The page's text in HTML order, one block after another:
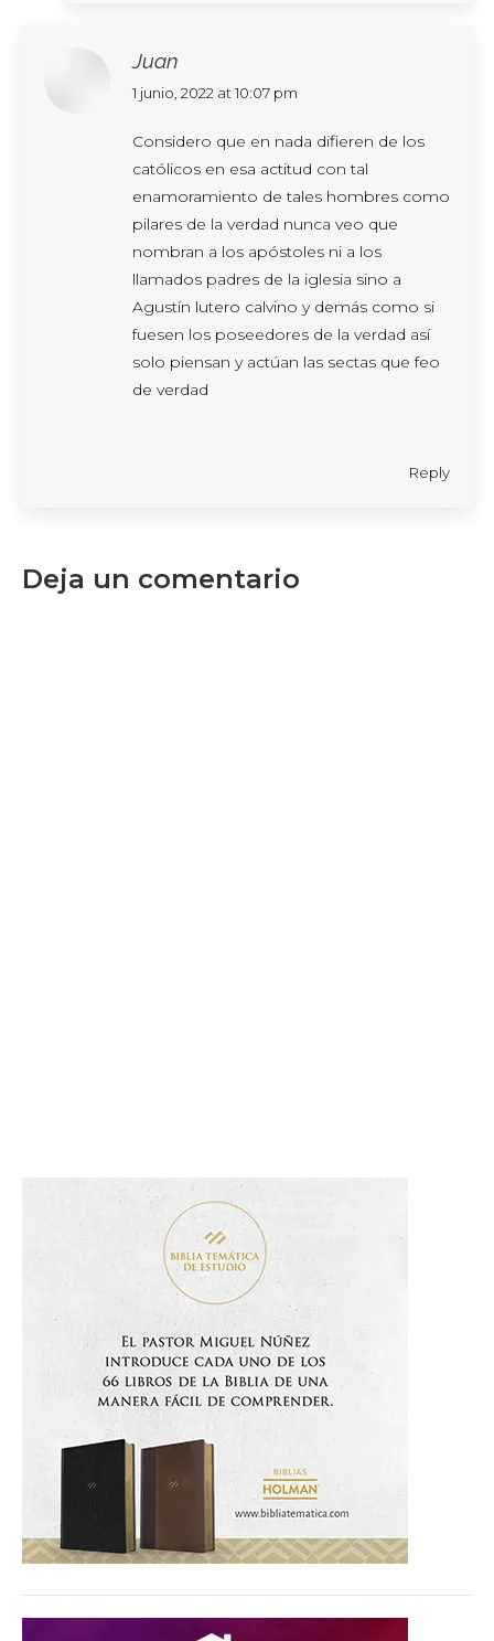
Juan
says:
1 junio, 2022 at 10:07 pm
Considero que en nada difieren de los
católicos en esa actitud con tal
enamoramiento de tales hombres como
pilares de la verdad nunca veo que
nombran a los apóstoles ni a los
llamados padres de la iglesia sino a
Agustín lutero calvino y demás como si
fuesen los poseedores de la verdad así
solo piensan y actúan las sectas que feo
de verdad
Reply
Deja un comentario